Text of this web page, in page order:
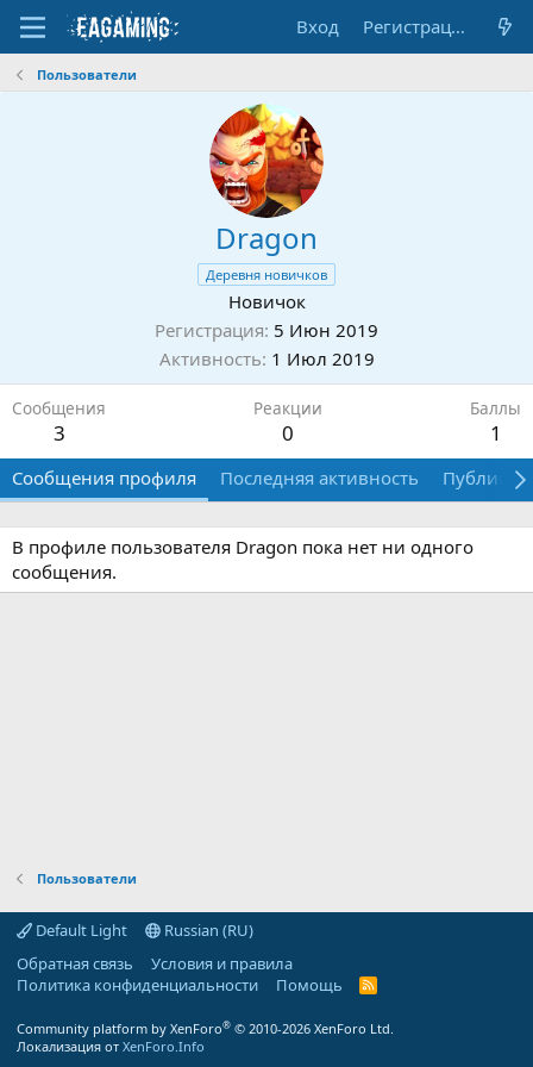
Вход Регистрация
Пользователи
Dragon
Деревня новичков
Новичок
Регистрация 5 Июн 2019
Активность 1 Июл 2019
Сообщения
3
Реакции
0
Баллы
1
Сообщения профиля Последняя активность
В профиле пользователя Dragon пока нет ни одного
сообщения.
Пользователи
Default Light
Russian (RU)
Обратная связь
Условия и правила
Политика конфиденциальности
Помощь
R
Community platform by XenForo® © 2010-2026 XenForo Ltd.
Локализация от XenForo.Info